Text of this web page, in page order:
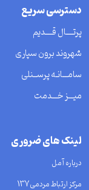
دسترسی سریع
پرتــــال قــــدیم
شهروند برون سپاری
سامـــانـه پرســنلی
میـــز خـــدمت
لینک های ضروری
درباره آمل
مرکز ارتباط مردمی137